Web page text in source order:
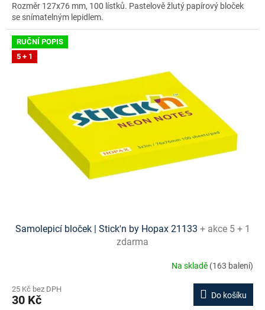
Rozměr 127x76 mm, 100 lístků. Pastelově žlutý papírový bloček
se snímatelným lepidlem.
RUČNÍ POPIS
5 + 1
Samolepicí bloček | Stick'n by Hopax 21133 + akce 5 + 1
zdarma
Na skladě (163 balení)
25 Kč bez DPH
30 Kč Do košíku